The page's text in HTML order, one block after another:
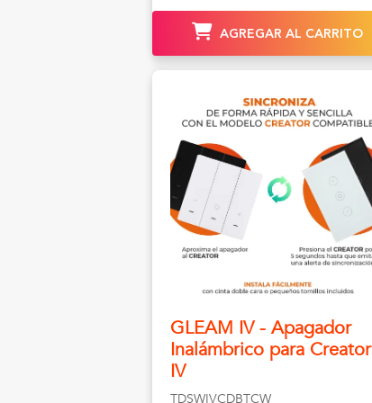
AGREGAR AL CARRITO
GLEAM IV - Apagador
Inalámbrico para Creator
IV
TDSWIVCDBTCW